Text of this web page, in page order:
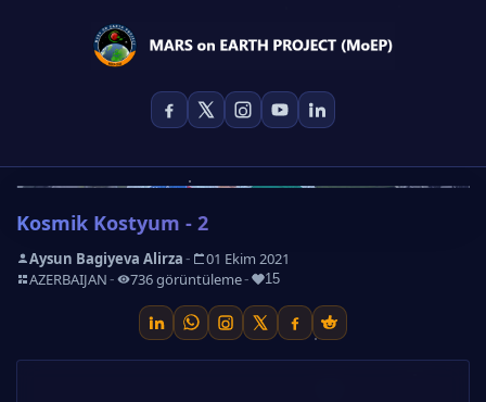
Kosmik Kostyum - 2
Aysun Bagiyeva Alirza- 01 Ekim 2021
- AZERBAIJAN- 736 görüntüleme- 15